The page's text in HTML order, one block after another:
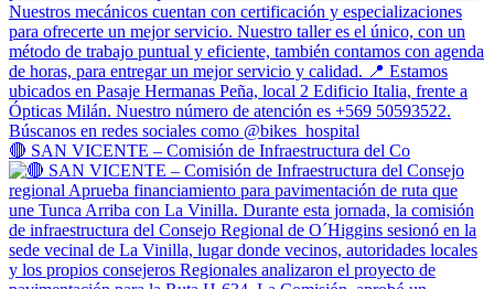
🔴 SAN VICENTE – Comisión de Infraestructura del Co